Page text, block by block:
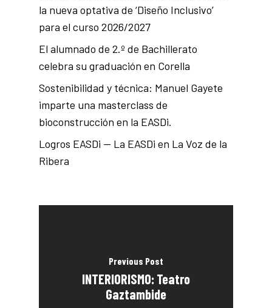
la nueva optativa de ‘Diseño Inclusivo’
para el curso 2026/2027
El alumnado de 2.º de Bachillerato
celebra su graduación en Corella
Sostenibilidad y técnica: Manuel Gayete
imparte una masterclass de
bioconstrucción en la EASDi.
Logros EASDi — La EASDi en La Voz de la
Ribera
Previous Post
INTERIORISMO: Teatro
Gaztambide